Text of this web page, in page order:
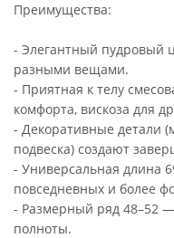
Преимущества:
- Элегантный пудровый
разными вещами.
- Приятная к телу
комфорта, вискоза для
- Декоративные детали
подвеска) создают
- Универсальная длина
повседневных и более
- Размерный ряд 48–52
полноты.